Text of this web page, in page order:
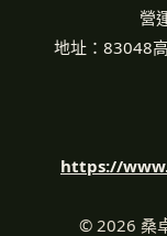
營
地址：83048
https://
© 2026 桑